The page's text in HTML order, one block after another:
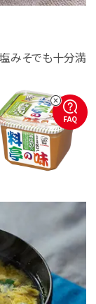
みそでも十分満
FAQ